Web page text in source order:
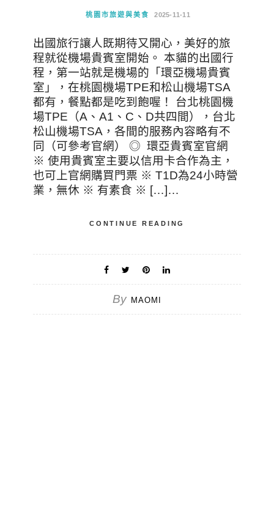
桃園市旅遊與美食 2025-11-11
出國旅行讓人既期待又開心，美好的旅
程就從機場貴賓室開始。 本貓的出國行
程，第一站就是機場的「環亞機場貴賓
室」，在桃園機場TPE和松山機場TSA
都有，餐點都是吃到飽喔！ 台北桃園機
場TPE（A、A1、C、D共四間），台北
松山機場TSA，各間的服務內容略有不
同（可參考官網） ◎ 環亞貴賓室官網
※ 使用貴賓室主要以信用卡合作為主，
也可上官網購買門票 ※ T1D為24小時營
業，無休 ※ 有素食 ※ […]…
CONTINUE READING
By MAOMI